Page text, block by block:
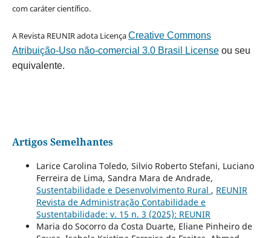
com caráter científico.
A Revista REUNIR adota LicençaCreative Commons
Atribuição-Uso não-comercial 3.0 Brasil Licenseou seu
equivalente.
Artigos Semelhantes
Larice Carolina Toledo, Silvio Roberto Stefani, Luciano
Ferreira de Lima, Sandra Mara de Andrade,
Sustentabilidade e Desenvolvimento Rural , REUNIR
Revista de Administração Contabilidade e
Sustentabilidade: v. 15 n. 3 (2025): REUNIR
Maria do Socorro da Costa Duarte, Eliane Pinheiro de